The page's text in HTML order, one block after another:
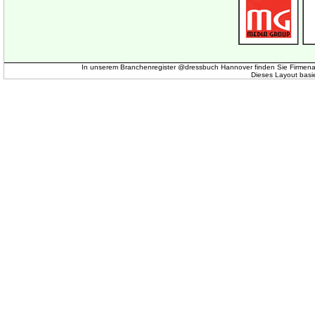
In unserem Branchenregister @dressbuch Hannover finden Sie
Dieses Layout